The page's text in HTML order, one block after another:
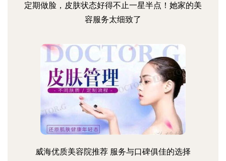
定期做脸，皮肤状态好得不止一星半点！她家的美
容服务太细致了
威海优质美容院推荐 服务与口碑俱佳的选择